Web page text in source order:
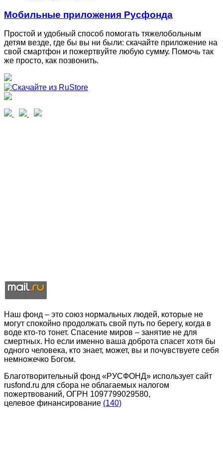
Мобильные приложения Русфонда
Простой и удобный способ помогать тяжелобольным
детям везде, где бы вы ни были: скачайте приложение на
свой смартфон и пожертвуйте любую сумму. Помочь так
же просто, как позвонить.
Наш фонд – это союз нормальных людей, которые не
могут спокойно продолжать свой путь по берегу, когда в
воде кто-то тонет. Спасение миров – занятие не для
смертных. Но если именно ваша доброта спасет хотя бы
одного человека, кто знает, может, вы и почувствуете себя
немножечко Богом.
Благотворительный фонд «РУСФОНД» использует сайт
rusfond.ru для сбора не облагаемых налогом
пожертвований, ОГРН 1097799029580,
целевое финансирование (140)